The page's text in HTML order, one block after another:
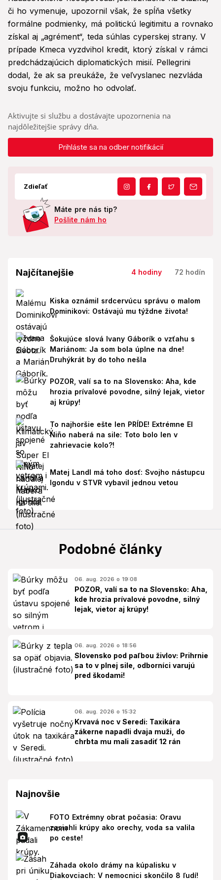
či ho vymenuje, upozornil však, že spĺňa všetky
formálne podmienky, má politickú legitimitu a rovnako
získal aj „agrément“, teda súhlas cyperskej strany. V
prípade Kmeca vyzdvihol kredit, ktorý získal v rámci
predchádzajúcich diplomatických misií. Pellegrini
dodal, že ak sa preukáže, že veľvyslanec nezvláda
svoju funkciu, možno ho odvolať.
Aktivujte si službu a dostávajte upozornenia na
najdôležitejšie správy dňa.
Prihláste sa na odber notifikácií
Zdieľať
Máte pre nás tip?
Pošlite nám ho
Najčítanejšie 4 hodiny 72 hodín
Kiska oznámil srdcervúcu správu o malom
Dominikovi: Ostávajú mu týždne života!
Šokujúce slová Ivany Gáborík o vzťahu s
Mariánom: Ja som bola úplne na dne!
Druhýkrát by do toho nešla
POZOR, valí sa to na Slovensko: Aha, kde
hrozia prívalové povodne, silný lejak, vietor
aj krúpy!
To najhoršie ešte len PRÍDE! Extrémne El
Niño naberá na sile: Toto bolo len v
zahrievacie kolo?!
Matej Landl má toho dosť: Svojho nástupcu
Igondu v STVR vybavil jednou vetou
Podobné články
06. aug. 2026 o 19:08
POZOR, valí sa to na Slovensko: Aha,
kde hrozia prívalové povodne, silný
lejak, vietor aj krúpy!
06. aug. 2026 o 18:56
Slovensko pod paľbou živlov: Prihrnie
sa to v plnej sile, odborníci varujú
pred škodami!
06. aug. 2026 o 15:32
Krvavá noc v Seredi: Taxikára
zákerne napadli dvaja muži, do
chrbta mu mali zasadiť 12 rán
Najnovšie
FOTO Extrémny obrat počasia: Oravu
zasiahli krúpy ako orechy, voda sa valila
po ceste!
Záhada okolo drámy na kúpalisku v
Diakovciach: V nemocnici skončilo 8 ľudí!